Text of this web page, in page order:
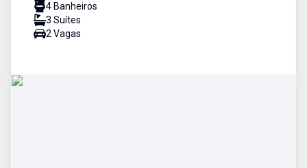
4 Banheiros
3 Suítes
2 Vagas